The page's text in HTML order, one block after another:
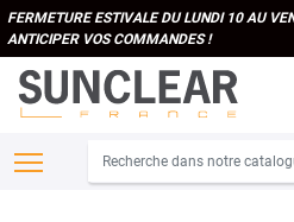
FERMETURE ESTIVALE DU LUNDI 10 AU
ANTICIPER VOS COMMANDES !